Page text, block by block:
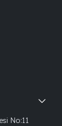
No:11